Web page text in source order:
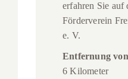
erfahren Sie auf
Förderverein
e. V.
Entfernung
6 Kilometer